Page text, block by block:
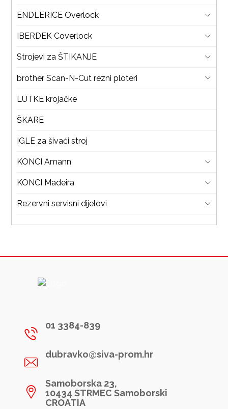
ENDLERICE Overlock
IBERDEK Coverlock
Strojevi za ŠTIKANJE
brother Scan-N-Cut rezni ploteri
LUTKE krojačke
ŠKARE
IGLE za šivaći stroj
KONCI Amann
KONCI Madeira
Rezervni servisni dijelovi
01 3384-839
dubravko@siva-prom.hr
Samoborska 23,
10434 STRMEC Samoborski
CROATIA